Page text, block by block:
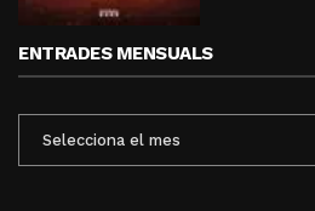
ENTRADES MENSUALS
MENSUALS